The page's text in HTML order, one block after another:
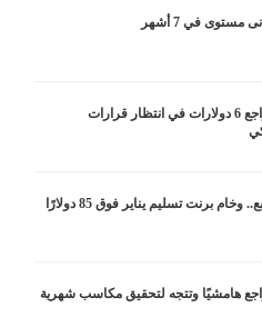
مستوى في 7 أشهر
أسعار الذهب تتراجع 6 دولارات في انتظار قرارات
برنت تسليم يناير فوق 85 دولارًا
هامشيًا وتتجه لتحقيق مكاسب شهرية